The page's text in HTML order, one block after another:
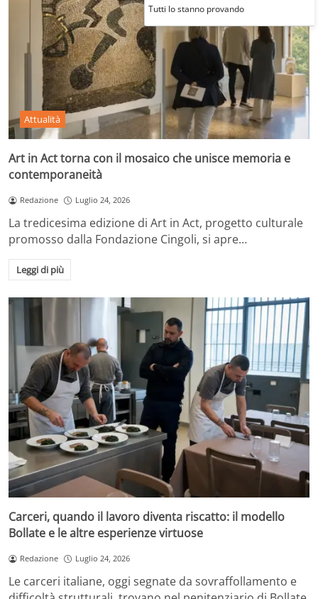
Attualità
Art in Act torna con il mosaico che unisce memoria e
contemporaneità
Redazione Luglio 24, 2026
La tredicesima edizione di Art in Act, progetto culturale
promosso dalla Fondazione Cingoli, si apre…
Leggi di più
Carceri, quando il lavoro diventa riscatto: il modello
Bollate e le altre esperienze virtuose
Redazione Luglio 24, 2026
Le carceri italiane, oggi segnate da sovraffollamento e
Tutti lo stanno provando